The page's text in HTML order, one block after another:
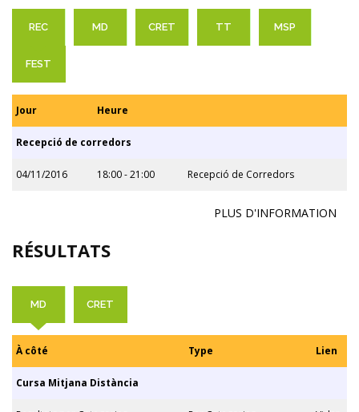
REC MD CRET TT MSP
FEST
Jour Heure
Recepció de corredors
04/11/2016 18:00 - 21:00 Recepció de Corredors
PLUS D'INFORMATION
RÉSULTATS
MD CRET
À côté Type Lien
Cursa Mitjana Distància